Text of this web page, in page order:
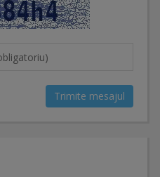
Trimite mesajul